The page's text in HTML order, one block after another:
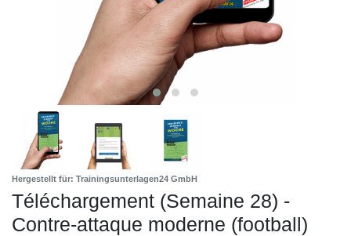
Hergestellt für: Trainingsunterlagen24 GmbH
Téléchargement (Semaine 28) -
Contre-attaque moderne (football)